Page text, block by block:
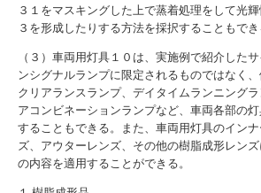
３１をマスキングした上で蒸着処理をして光
３を形成したりする方法を採択することもでき
（３）車両用灯具１０は、実施例で紹介した
ンシグナルランプに限定されるものではなく、
クリアランスランプ、デイタイムランニングラ
アコンビネーションランプなど、車両各部の灯
することもできる。また、車両用灯具のイン
ズ、アウターレンズ、その他の樹脂成形レンズ
の内容を適用することができる。